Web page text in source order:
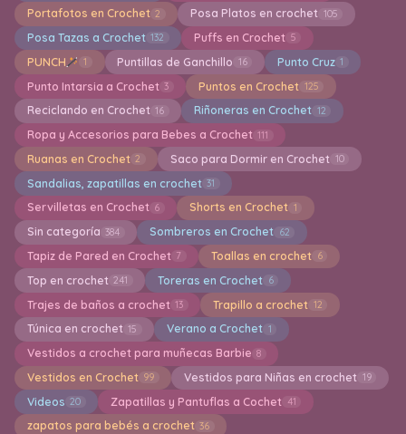
Portafotos en Crochet 2 Posa Platos en crochet 105
Posa Tazas a Crochet 132 Puffs en Crochet 5
PUNCH 1 Puntillas de Ganchillo 16 Punto Cruz 1
Punto Intarsia a Crochet 3 Puntos en Crochet 125
Reciclando en Crochet 16 Riñoneras en Crochet 12
Ropa y Accesorios para Bebes a Crochet 111
Ruanas en Crochet 2 Saco para Dormir en Crochet 10
Sandalias, zapatillas en crochet 31
Servilletas en Crochet 6 Shorts en Crochet 1
Sin categoría 384 Sombreros en Crochet 62
Tapiz de Pared en Crochet 7 Toallas en crochet 6
Top en crochet 241 Toreras en Crochet 6
Trajes de baños a crochet 13 Trapillo a crochet 12
Túnica en crochet 15 Verano a Crochet 1
Vestidos a crochet para muñecas Barbie 8
Vestidos en Crochet 99 Vestidos para Niñas en crochet 19
Videos 20 Zapatillas y Pantuflas a Cochet 41
zapatos para bebés a crochet 36